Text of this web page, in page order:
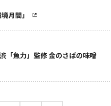
月間」
「魚力」監修 金のさばの味噌